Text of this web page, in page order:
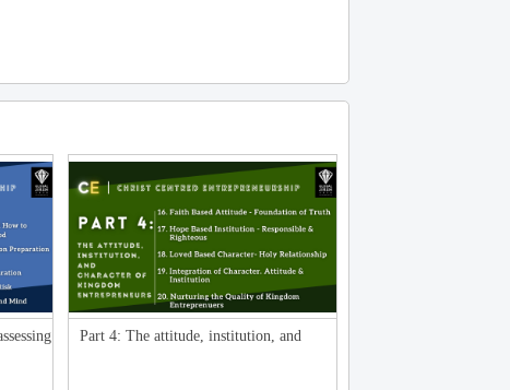
Part 4: The attitude, institution, and